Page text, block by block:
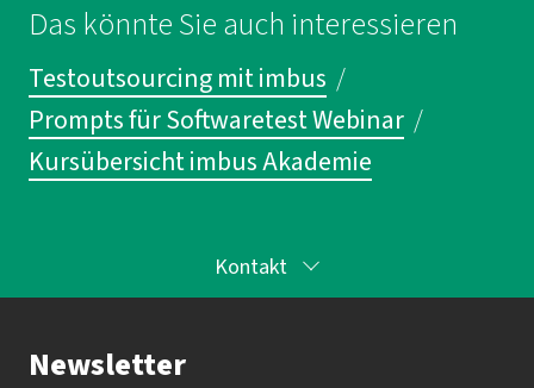
Das könnte Sie auch interessieren
Testoutsourcing mit imbus /
Prompts für Softwaretest Webinar /
Kursübersicht imbus Akademie
Kontakt
Ihr Kontakt zur Akademie
Newsletter